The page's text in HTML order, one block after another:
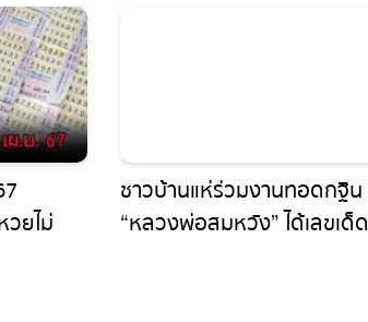
ยไม่
ชาวบ้านแห่ร่วมงานทอดกฐิน
“หลวงพ่อสมหวัง” ได้เลขเด็ด”